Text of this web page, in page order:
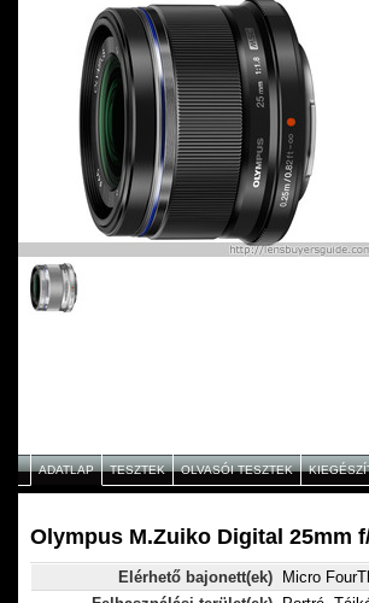
ADATLAP TESZTEK OLVASÓI TESZTEK
Olympus M.Zuiko Digital 25mm
Elérhető bajonett(ek)
Micro